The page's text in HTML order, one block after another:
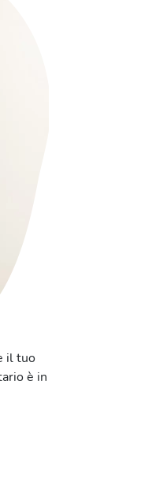
il tuo
è in